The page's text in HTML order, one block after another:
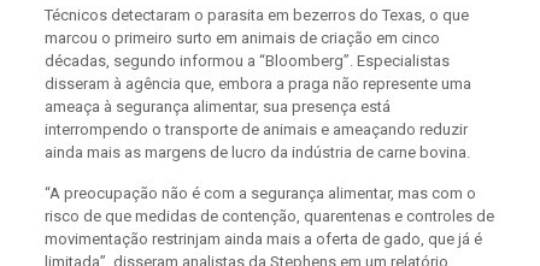
Técnicos detectaram o parasita em bezerros do Texas, o que
marcou o primeiro surto em animais de criação em cinco
décadas, segundo informou a “Bloomberg”. Especialistas
disseram à agência que, embora a praga não represente uma
ameaça à segurança alimentar, sua presença está
interrompendo o transporte de animais e ameaçando reduzir
ainda mais as margens de lucro da indústria de carne bovina.
“A preocupação não é com a segurança alimentar, mas com o
risco de que medidas de contenção, quarentenas e controles de
movimentação restrinjam ainda mais a oferta de gado, que já é
limitada”, disseram analistas da Stephens em um relatório